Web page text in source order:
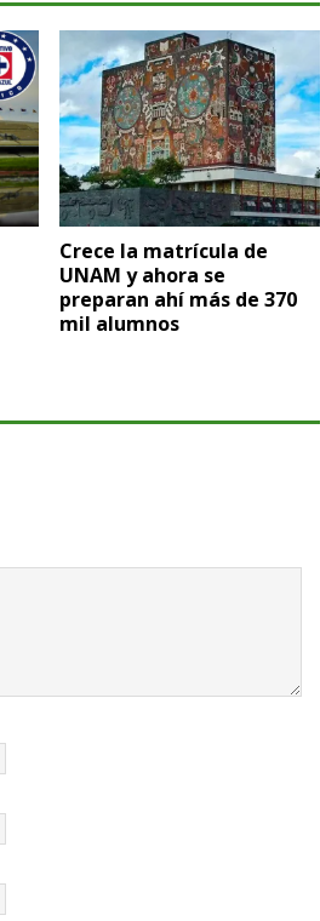
Crece la matrícula de
UNAM y ahora se
preparan ahí más de 370
mil alumnos